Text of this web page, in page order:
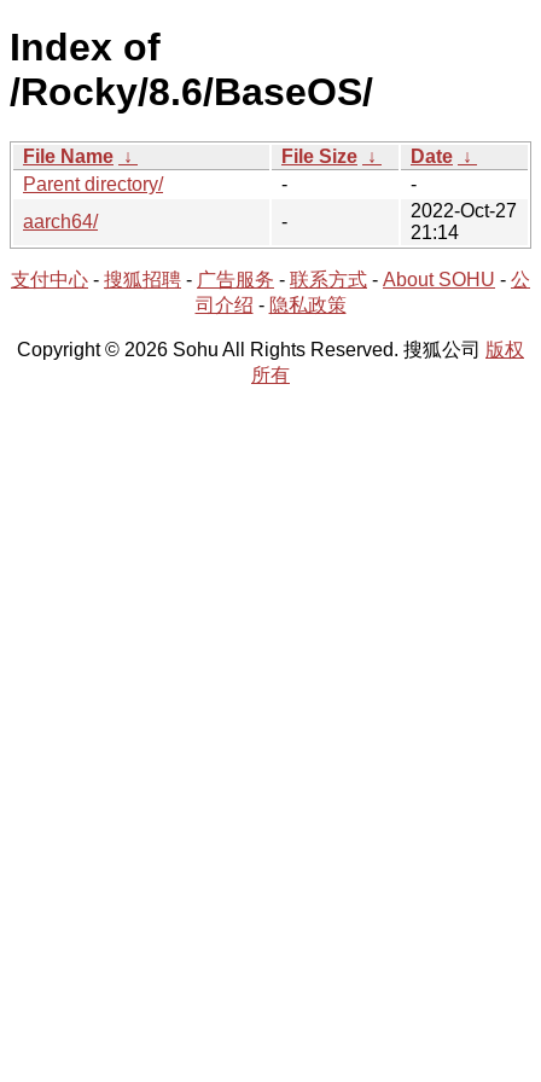
Index of
/Rocky/8.6/BaseOS/
File Name ↓ File Size ↓ Date ↓
Parent directory/
-
-
aarch64/
-
2022-Oct-27
21:14
支付中心 - 搜狐招聘 - 广告服务 - 联系方式 - About SOHU - 公
司介绍 - 隐私政策
Copyright © 2026 Sohu All Rights Reserved. 搜狐公司 版权
所有